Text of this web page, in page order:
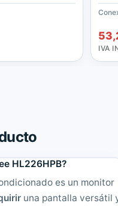
IVA
HL226HPB?
es un monitor
una pantalla versátil